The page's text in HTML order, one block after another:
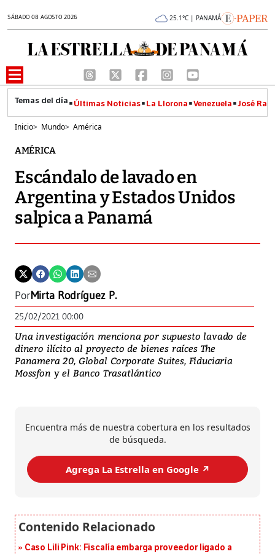
SÁBADO 08 AGOSTO 2026 25.1°C | PANAMÁ
Últimas Noticias La Llorona Venezuela José
Inicio> Mundo> América
AMÉRICA
Escándalo de lavado en
Argentina y Estados Unidos
salpica a Panamá
PorMirta Rodríguez P.
25/02/2021 00:00
Una investigación menciona por supuesto lavado de
dinero ilícito al proyecto de bienes raíces The
Panamera 20, Global Corporate Suites, Fiduciaria
Mossfon y el Banco Trasatlántico
Encuentra más de nuestra cobertura en los resultados
de búsqueda.
Agrega La Estrella en Google ↗️
Caso Lili Pink: Fiscalía embarga proveedor ligado a